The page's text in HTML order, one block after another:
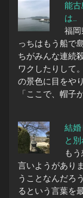
能古
は…
福岡
っちはもう船で
ちがみんな連続
ワクしたりして
の景色に目をや
「ここで、帽子
結婚
と別
も
言いようがあり
うことなんだろ
るという言葉を